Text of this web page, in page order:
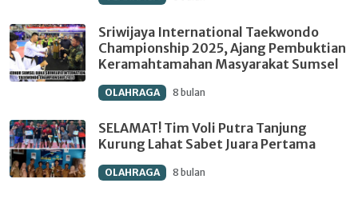
Sriwijaya International Taekwondo
Championship 2025, Ajang Pembuktian
Keramahtamahan Masyarakat Sumsel
OLAHRAGA 8 bulan
SELAMAT! Tim Voli Putra Tanjung
Kurung Lahat Sabet Juara Pertama
OLAHRAGA 8 bulan